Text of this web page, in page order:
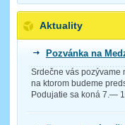
Aktuality
Pozvánka na
Srdečne vás pozývame
na ktorom budeme
Podujatie sa koná 7.—